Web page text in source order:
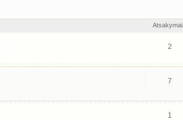
Atsakymai
2
7
1